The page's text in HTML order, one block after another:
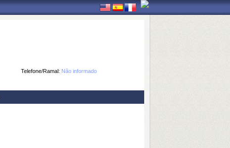
Telefone/Ramal: Não informado